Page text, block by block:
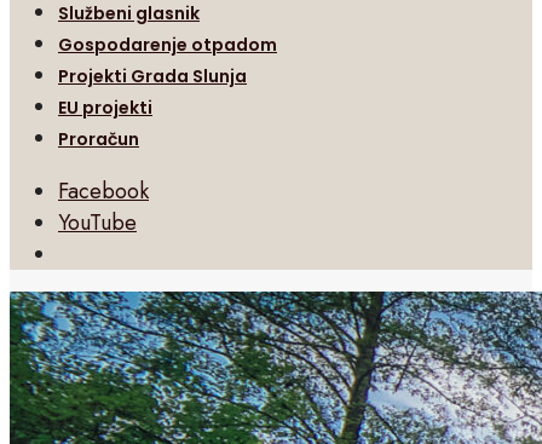
Službeni glasnik
Gospodarenje otpadom
Projekti Grada Slunja
EU projekti
Proračun
Facebook
YouTube
Search
Window